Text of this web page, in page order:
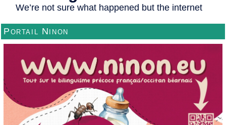
Portail Ninon